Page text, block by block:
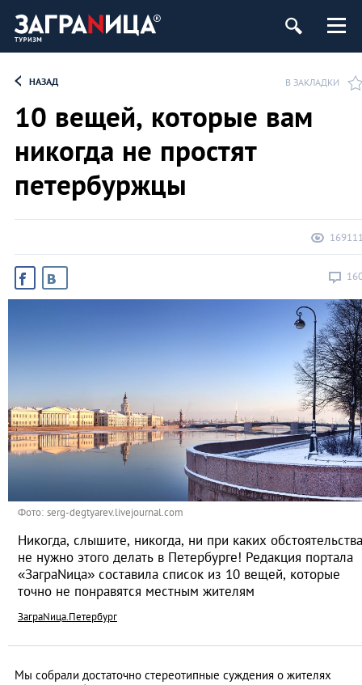
НАЗАД В ЗАКЛАДКИ
10 вещей, которые вам
никогда не простят
петербуржцы
Фото: serg-degtyarev.livejournal.com
Никогда, слышите, никогда, ни при каких
не нужно этого делать в Петербурге! Редакция портала
«ЗаграNица» составила список из 10 вещей, которые
точно не понравятся местным жителям
ЗаграNица.Петербург
Мы собрали достаточно стереотипные суждения о жителях